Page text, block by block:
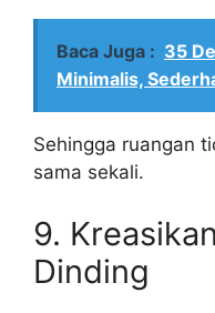
Baca Juga : 35
Minimalis,
Sehingga ruangan
sama sekali.
9.
Dinding